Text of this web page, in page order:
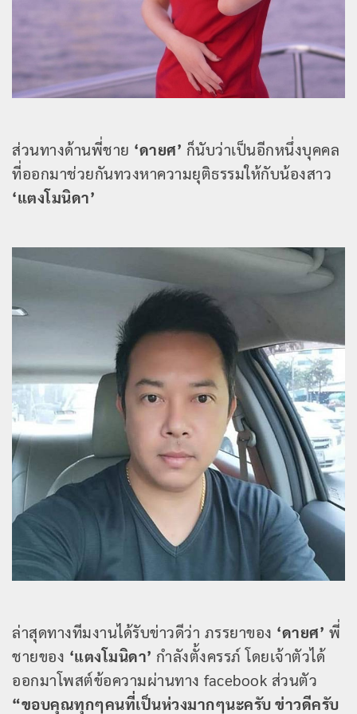
ส่วนทางด้านพี่ชาย ‘ดายศ’ ก็นับว่าเป็นอีกหนึ่งบุคคล
ที่ออกมาช่วยกันทวงหาความยุติธรรมให้กับน้องสาว
‘แตงโมนิดา’
ล่าสุดทางทีมงานได้รับข่าวดีว่า ภรรยาของ ‘ดายศ’ พี่
ชายของ ‘แตงโมนิดา’ กำลังตั้งครรภ์ โดยเจ้าตัวได้
ออกมาโพสต์ข้อความผ่านทาง facebook ส่วนตัว
“ขอบคุณทุกๆคนที่เป็นห่วงมากๆนะครับ ข่าวดีครับ